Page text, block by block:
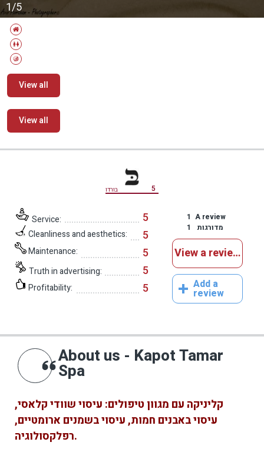
1/5
View all
View all
בורדו 5
Service: 5
Cleanliness and aesthetics: 5
Maintenance: 5
Truth in advertising: 5
Profitability: 5
1 A review
1
מדורגות
View a reviews
Add a
review
About us - Kapot Tamar
Spa
קליניקה עם מגוון טיפולים: עיסוי שוודי קלאסי,
עיסוי באבנים חמות, עיסוי בשמנים ארומטיים,
רפלקסולוגיה.